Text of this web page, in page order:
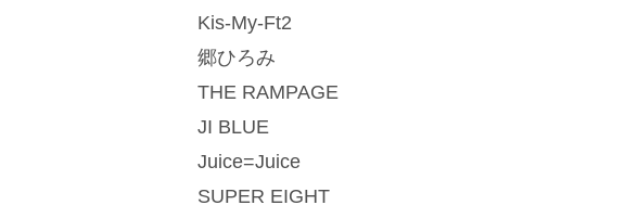
Kis-My-Ft2
郷ひろみ
THE RAMPAGE
JI BLUE
Juice=Juice
SUPER EIGHT